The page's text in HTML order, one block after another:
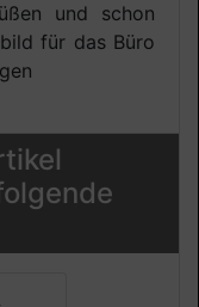
und schon
für das Büro